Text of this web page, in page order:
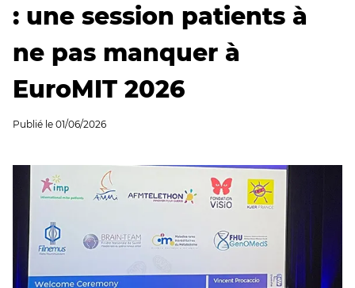
: une session patients à
ne pas manquer à
EuroMIT 2026
Publié le 01/06/2026